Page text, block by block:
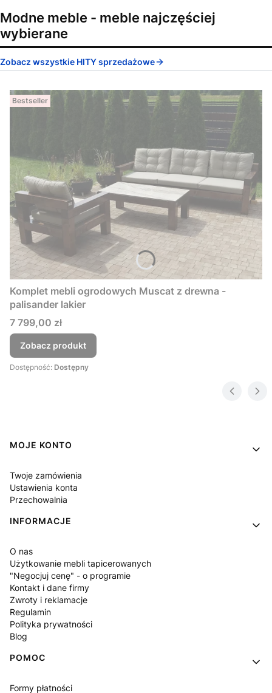
Modne meble - meble najczęściej
wybierane
Zobacz wszystkie HITY sprzedażowe
Bestseller
Komplet mebli ogrodowych Muscat z drewna -
palisander lakier
Cena
7 799,00 zł
Zobacz produkt
Dostępność: Dostępny
Linki w stopce
MOJE KONTO
Twoje zamówienia
Ustawienia konta
Przechowalnia
INFORMACJE
O nas
Użytkowanie mebli tapicerowanych
"Negocjuj cenę" - o programie
Kontakt i dane firmy
Zwroty i reklamacje
Regulamin
Polityka prywatności
Blog
POMOC
Formy płatności